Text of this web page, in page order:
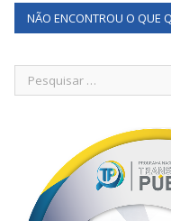
NÃO ENCONTROU O QUE